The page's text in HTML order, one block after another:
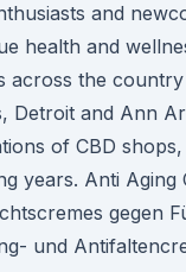
and
health and
across the
Detroit and Ann
of CBD
years. Anti Aging
gegen
und